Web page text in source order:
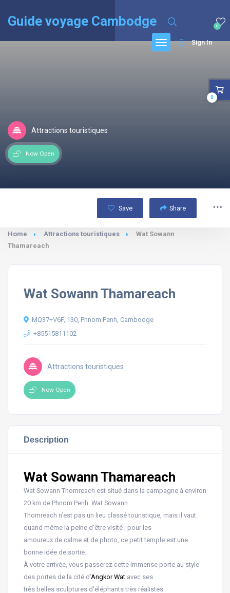
Guide voyage Cambodge 0
Sign In
Attractions touristiques
Now Open
Save Share
Home Attractions touristiques
Wat Sowann
Thamareach
Wat Sowann Thamareach
MQ37+V6F, 130, Phnom Penh, Cambodge
+85515811102
Attractions touristiques
Now Open
Description
Wat Sowann Thamareach
Wat Sowann Thomreach est situé dans la campagne à environ
20 km de Phnom Penh. Wat Sowann
Thomreach n’est pas un lieu classé touristique, mais il vaut
quand même la peine d’être visité ; pour les
amoureux de calme et de photo, ce petit temple est une
bonne idée de sortie.
À votre arrivée, vous passerez cette immense porte au style
des portes de la cité d’Angkor Wat avec ses
très belles sculptures d’éléphants très réalistes.
0